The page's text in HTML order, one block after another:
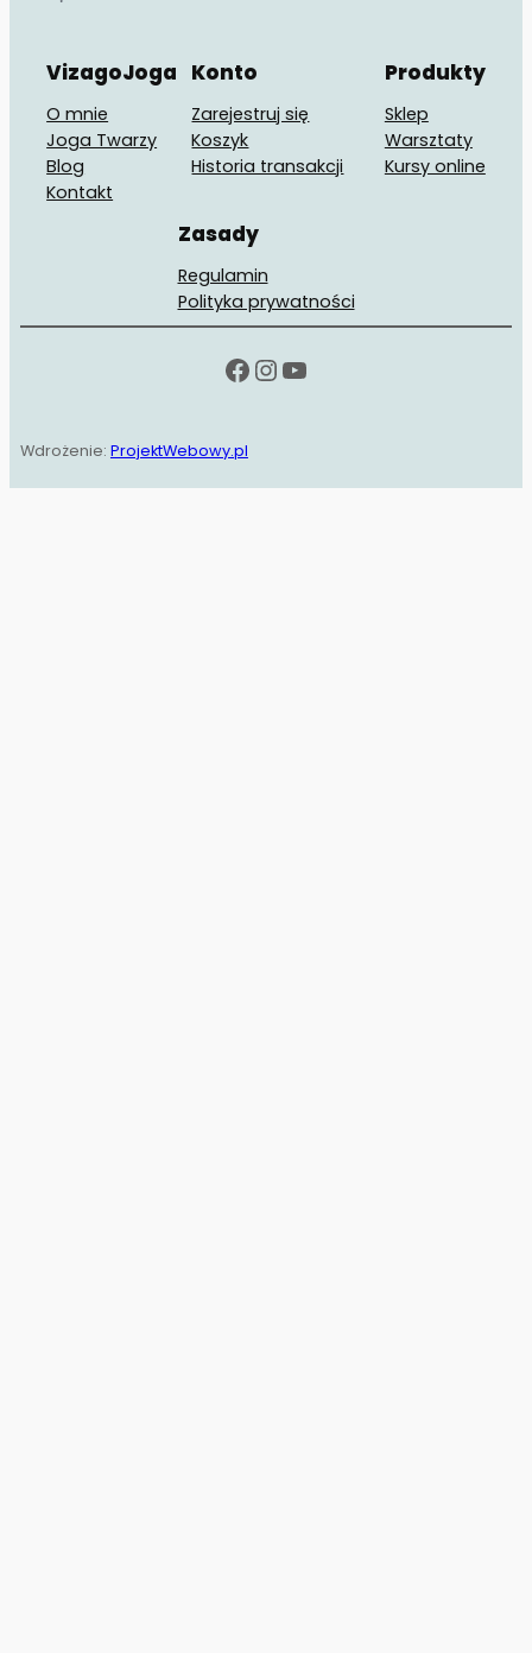
VizagoJoga
O mnie
Joga Twarzy
Blog
Kontakt
Konto
Zarejestruj się
Koszyk
Historia transakcji
Produkty
Sklep
Warsztaty
Kursy online
Zasady
Regulamin
Polityka prywatności
Facebook
Instagram
YouTube
Wdrożenie: ProjektWebowy.pl